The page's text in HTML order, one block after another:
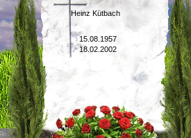
Heinz Kütbach
15.08.1957
18.02.2002